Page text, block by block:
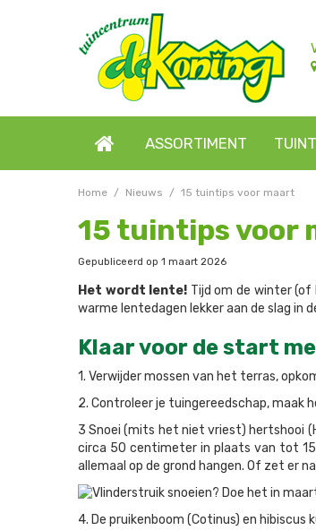
Home Nieuws 15 tuintips voor maart
ASSORTIMENT
15 tuintips voor
Gepubliceerd op 1 maart 2026
Het wordt lente! Tijd om de winter
warme lentedagen lekker aan de slag in
Klaar voor de start
1. Verwijder mossen van het terras,
2. Controleer je tuingereedschap, maak
3 Snoei (mits het niet vriest) hertshooi
circa 50 centimeter in plaats van tot
allemaal op de grond hangen. Of zet er
4. De pruikenboom (Cotinus) en hibiscus